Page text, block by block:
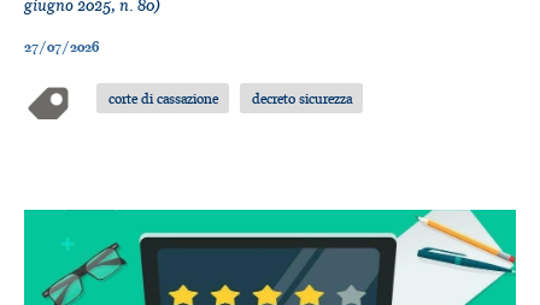
27/07/2026
corte di cassazione decreto sicurezza